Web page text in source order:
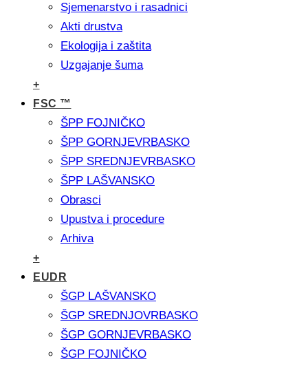
Sjemenarstvo i rasadnici
Akti drustva
Ekologija i zaštita
Uzgajanje šuma
+
FSC ™
ŠPP FOJNIČKO
ŠPP GORNJEVRBASKO
ŠPP SREDNJEVRBASKO
ŠPP LAŠVANSKO
Obrasci
Upustva i procedure
Arhiva
+
EUDR
ŠGP LAŠVANSKO
ŠGP SREDNJOVRBASKO
ŠGP GORNJEVRBASKO
ŠGP FOJNIČKO